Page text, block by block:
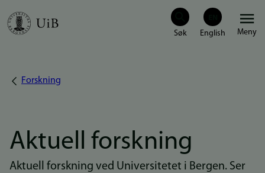
Hopp
Meny
Navigasjonssti
Forskning
Aktuell forskning
Aktuell forskning ved Universitetet i Bergen. Ser